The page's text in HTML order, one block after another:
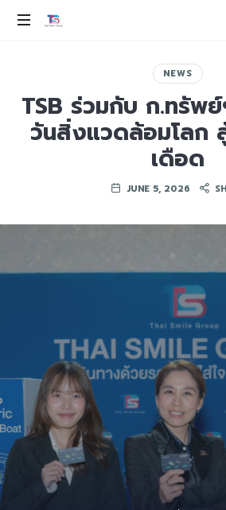
THAI
GROUP
NEWS
TSB ร่วมกับ ก.ทรัพ
วันสิ่งแวดล้อมโลก
เดือด
JUNE 5, 2026